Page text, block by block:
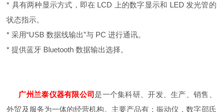
* 具有两种显示方式，即在 LCD 上的数字显示和 LED 发光管的
状态指示。
* 采用“USB 数据线输出”与 PC 进行通讯。
* 提供蓝牙 Bluetooth 数据输出选择。
广州兰泰仪器有限公司 是一个集科研、开发、生产、销售、
外贸及服务为一体的经营机构。主要产品有：振动仪，数字邵氏